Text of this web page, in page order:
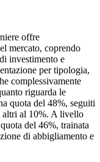
offre
mercato, coprendo
investimento e
per tipologia,
complessivamente
riguarda le
quota del 48%, seguiti
altri al 10%. A livello
del 46%, trainata
di abbigliamento e